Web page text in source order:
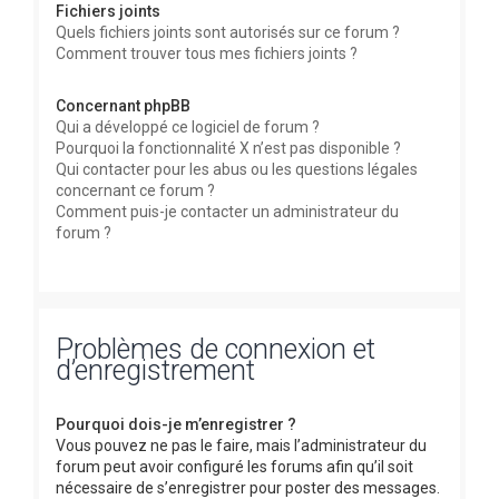
Fichiers joints
Quels fichiers joints sont autorisés sur ce forum ?
Comment trouver tous mes fichiers joints ?
Concernant phpBB
Qui a développé ce logiciel de forum ?
Pourquoi la fonctionnalité X n’est pas disponible ?
Qui contacter pour les abus ou les questions légales
concernant ce forum ?
Comment puis-je contacter un administrateur du
forum ?
Problèmes de connexion et
d’enregistrement
Pourquoi dois-je m’enregistrer ?
Vous pouvez ne pas le faire, mais l’administrateur du
forum peut avoir configuré les forums afin qu’il soit
nécessaire de s’enregistrer pour poster des messages.